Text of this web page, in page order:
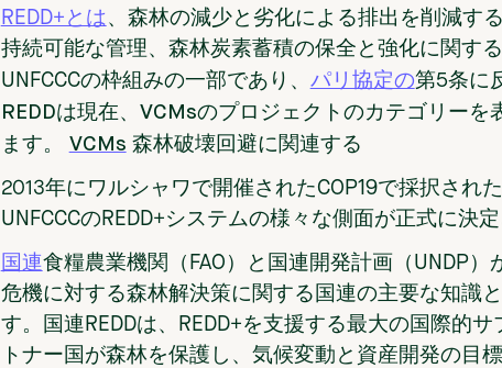
REDD+とは、森林の減少と劣化による排出を削減す
持続可能な管理、森林炭素蓄積の保全と強化に関す
UNFCCCの枠組みの一部であり、 パリ協定の第5条に
REDDは現在、VCMsのプロジェクトのカテゴリーを
ます。 VCMs 森林破壊回避に関連する
2013年にワルシャワで開催されたCOP19で採択され
UNFCCCのREDD+システムの様々な側面が正式に決
国連食糧農業機関（FAO）と国連開発計画（UNDP）
危機に対する森林解決策に関する国連の主要な知識
す。国連REDDは、REDD+を支援する最大の国際的
トナー国が森林を保護し、気候変動と資産開発の目